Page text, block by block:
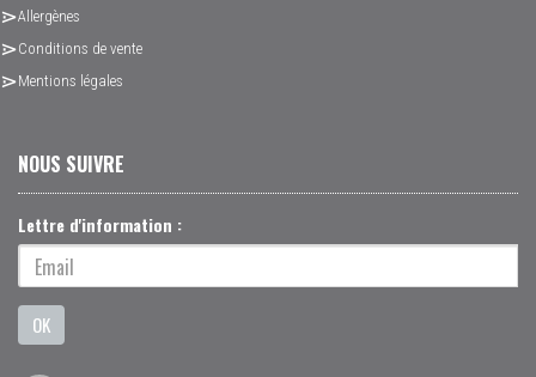
Allergènes
Conditions de vente
Mentions légales
NOUS SUIVRE
Lettre d'information :
OK